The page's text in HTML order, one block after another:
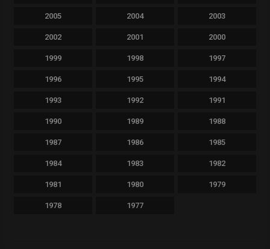
2005 2004 2003
2002 2001 2000
1999 1998 1997
1996 1995 1994
1993 1992 1991
1990 1989 1988
1987 1986 1985
1984 1983 1982
1981 1980 1979
1978 1977